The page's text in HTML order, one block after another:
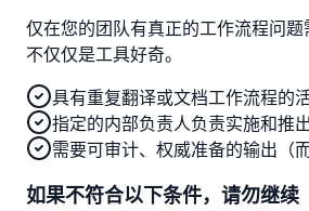
仅在您的团队有真正的工作流程问
不仅仅是工具好奇。
具有重复翻译或文档工作流程的
指定的内部负责人负责实施和推
需要可审计、权威准备的输出（
如果不符合以下条件，请勿继续